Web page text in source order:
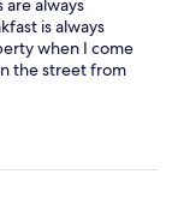
are always
is always
when I come
the street from